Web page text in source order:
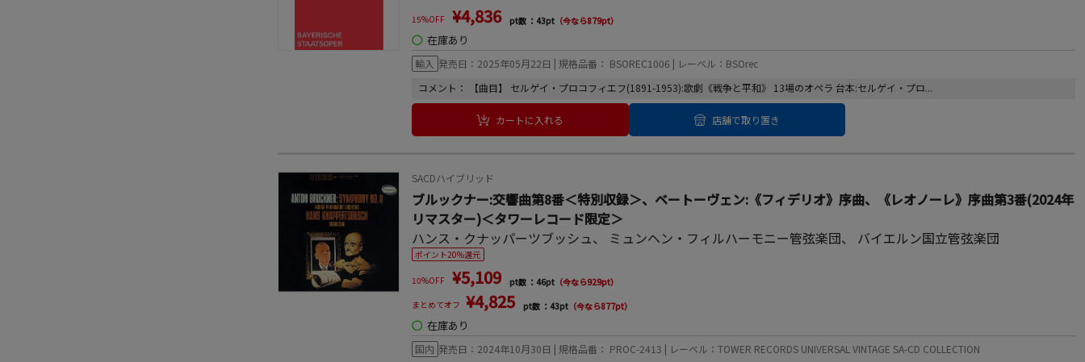
15%OFF ¥4,836 pt数 ：43pt （今なら879pt）
◯ 在庫あり
輸入 発売日：2025年05月22日 | 規格品番： BSOREC1006 | レーベル：BSOrec
コメント： 【曲目】 セルゲイ・プロコフィエフ(1891-1953):歌劇《戦争と平和》 13場のオペラ 台本:セルゲイ・プロ...
カートに入れる 店舗で取り置き
SACDハイブリッド
ブルックナー:交響曲第8番＜特別収録＞、ベートーヴェン:《フィデリオ》序曲、《レオノーレ》序曲第3番(2024年
リマスター)＜タワーレコード限定＞
ハンス・クナッパーツブッシュ、 ミュンヘン・フィルハーモニー管弦楽団、 バイエルン国立管弦楽団
ポイント20%還元
10%OFF ¥5,109 pt数 ：46pt （今なら929pt）
まとめてオフ ¥4,825 pt数 ：43pt （今なら877pt）
◯ 在庫あり
国内 発売日：2024年10月30日 | 規格品番： PROC-2413 | レーベル：TOWER RECORDS UNIVERSAL VINTAGE SA-CD COLLECTION